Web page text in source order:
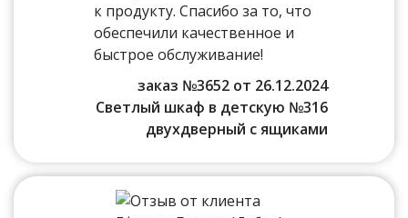
к продукту. Спасибо за то, что
обеспечили качественное и
быстрое обслуживание!
заказ №3652 от 26.12.2024
Светлый шкаф в детскую №316
двухдверный с ящиками